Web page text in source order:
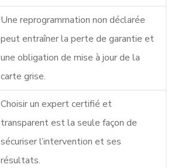
Une reprogrammation non déclarée
peut entraîner la perte de garantie et
une obligation de mise à jour de la
carte grise.
Choisir un expert certifié et
transparent est la seule façon de
sécuriser l’intervention et ses
résultats.